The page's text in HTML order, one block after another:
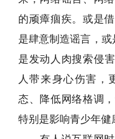
的顽瘴痼疾。或是
是肆意制造谣言，
是发动人肉搜索侵
人带来身心伤害，
态、降低网络格调
特别是影响青少年健